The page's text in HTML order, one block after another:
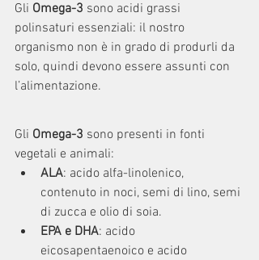
Gli Omega-3 sono acidi grassi
polinsaturi essenziali: il nostro
organismo non è in grado di produrli da
solo, quindi devono essere assunti con
l’alimentazione.
Gli Omega-3 sono presenti in fonti
vegetali e animali:
ALA: acido alfa-linolenico,
contenuto in noci, semi di lino, semi
di zucca e olio di soia.
EPA e DHA: acido
eicosapentaenoico e acido